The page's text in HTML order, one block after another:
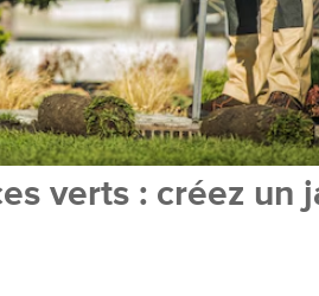
verts : créez un